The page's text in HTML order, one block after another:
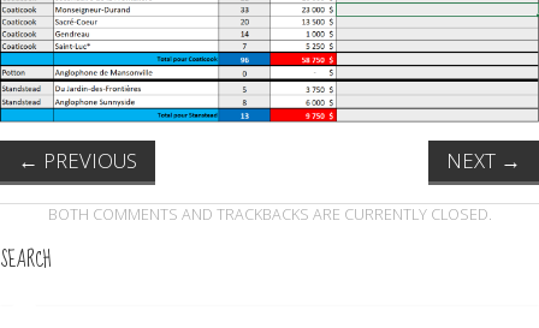
← PREVIOUS NEXT →
BOTH COMMENTS AND TRACKBACKS ARE CURRENTLY CLOSED.
SEARCH